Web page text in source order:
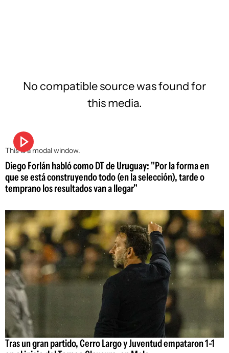
This is a modal window.
No compatible source was found for
this media.
Diego Forlán habló como DT de Uruguay: "Por la forma en
que se está construyendo todo (en la selección), tarde o
temprano los resultados van a llegar"
Tras un gran partido, Cerro Largo y Juventud empataron 1-1